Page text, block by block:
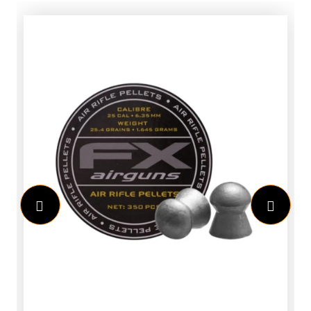
betrouwbaarheid essentieel is.Quick
Release voor snel wisselen van
optiekDe geïntegreerde Quick Release
hendels maken het mogelijk om de
montage snel en eenvoudig te
verwijderen of opnieuw te plaatsen. Dit
kan zonder gereedschap en zonder dat
u uw richtkijker opnieuw hoeft af te
stellen.De verstelbare QR vergrendeling
zorgt ervoor dat de montage perfect